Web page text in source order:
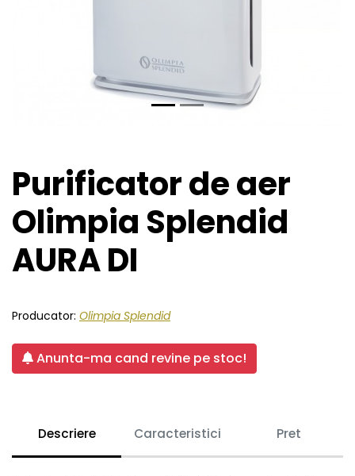
Purificator de aer
Olimpia Splendid
AURA DI
Producator: Olimpia Splendid
Anunta-ma cand revine pe stoc!
Descriere Caracteristici Pret